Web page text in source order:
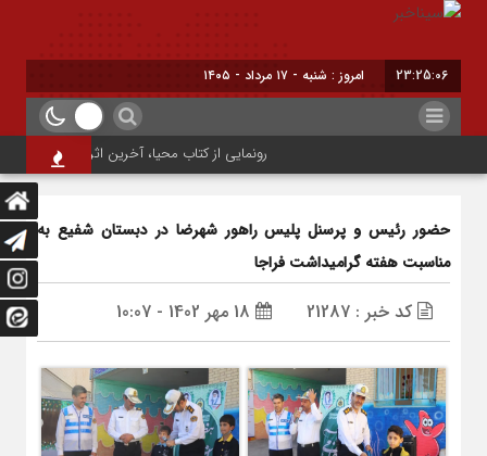
23:25:06 امروز : شنبه - ۱۷ مرداد - ۱۴۰۵
رونمایی از کتاب محیا، آخرین اثر نویسنده جوان
حضور رئیس و پرسنل پلیس راهور شهرضا در دبستان شفیع به
مناسبت هفته گرامیداشت فراجا
کد خبر : 21287